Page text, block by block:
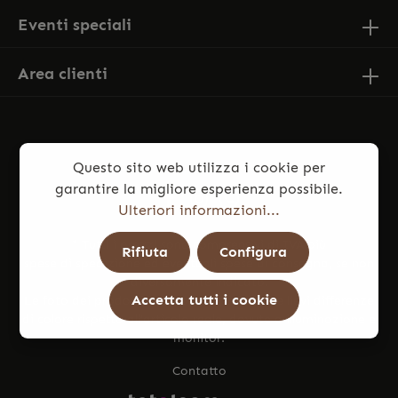
Eventi speciali
Area clienti
* Tutti i prezzi sono comprensivi di IVA più
spese di spedizione
ed eventuali spese di consegna, se non
diversamente indicato.
Le foto dei prodotti potrebbero presentare lievi differenze
di colore rispetto all’articolo reale, dovute a illuminazione e
monitor.
Contatto
Questo sito web utilizza i cookie per
garantire la migliore esperienza possibile.
Ulteriori informazioni...
Rifiuta Configura
Accetta tutti i cookie